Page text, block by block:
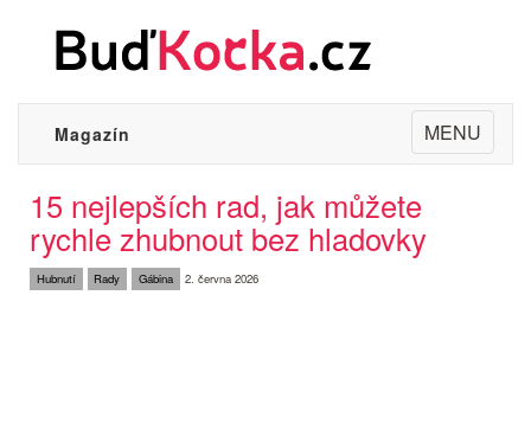
Toggle
navigation
MENU
Magazín
15 nejlepších rad, jak můžete
rychle zhubnout bez hladovky
Hubnutí Rady Gábina 2. června 2026